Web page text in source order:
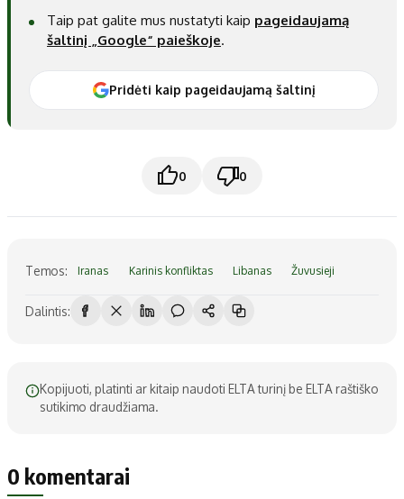
Taip pat galite mus nustatyti kaip pageidaujamą
šaltinį „Google“ paieškoje.
Pridėti kaip pageidaujamą šaltinį
0 0
Temos: Iranas Karinis konfliktas Libanas Žuvusieji
Dalintis:
Kopijuoti, platinti ar kitaip naudoti ELTA turinį be ELTA raštiško
sutikimo draudžiama.
0 komentarai